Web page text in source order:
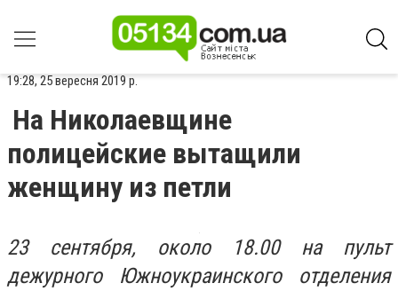
19:28, 25 вересня 2019 р.
На Николаевщине
полицейские вытащили
женщину из петли
23 сентября, около 18.00 на пульт
дежурного Южноукраинского отделения